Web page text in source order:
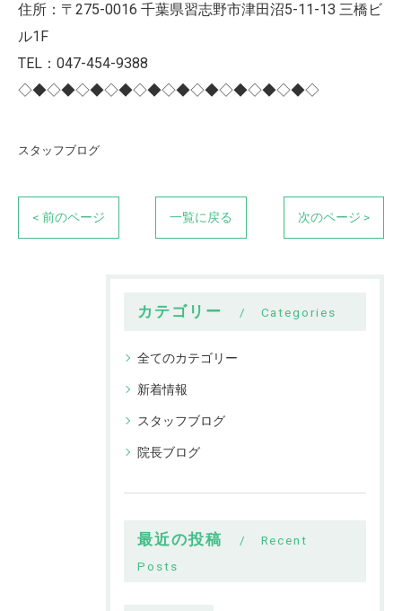
住所：〒275-0016 千葉県習志野市津田沼5-11-13 三橋ビ
ル1F
TEL：047-454-9388
◇◆◇◆◇◆◇◆◇◆◇◆◇◆◇◆◇◆◇◆◇
スタッフブログ
< 前のページ 一覧に戻る 次のページ >
カテゴリー Categories
全てのカテゴリー
新着情報
スタッフブログ
院長ブログ
最近の投稿
Recent
Posts